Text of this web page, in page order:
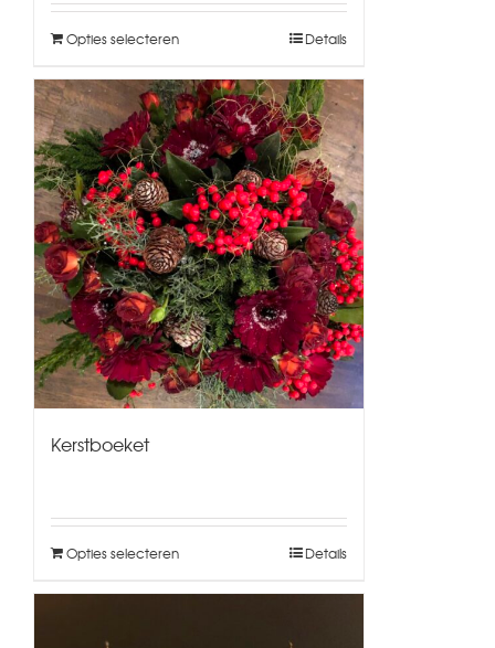
Opties selecteren Details
Kerstboeket
Opties selecteren Details